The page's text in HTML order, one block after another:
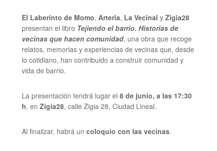
El Laberinto de Momo, Arteria, La Vecinal y Zigia28
presentan el libro Tejiendo el barrio. Historias de
vecinas que hacen comunidad, una obra que recoge
relatos, memorias y experiencias de vecinas que, desde
lo cotidiano, han contribuido a construir comunidad y
vida de barrio.
La presentación tendrá lugar el 8 de junio, a las 17:30
h, en Zigia28, calle Zigia 28, Ciudad Lineal.
Al finalizar, habrá un coloquio con las vecinas.